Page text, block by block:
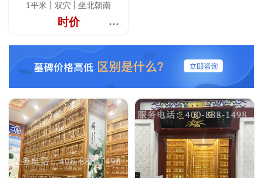
1平米 双穴 坐北朝南
时价